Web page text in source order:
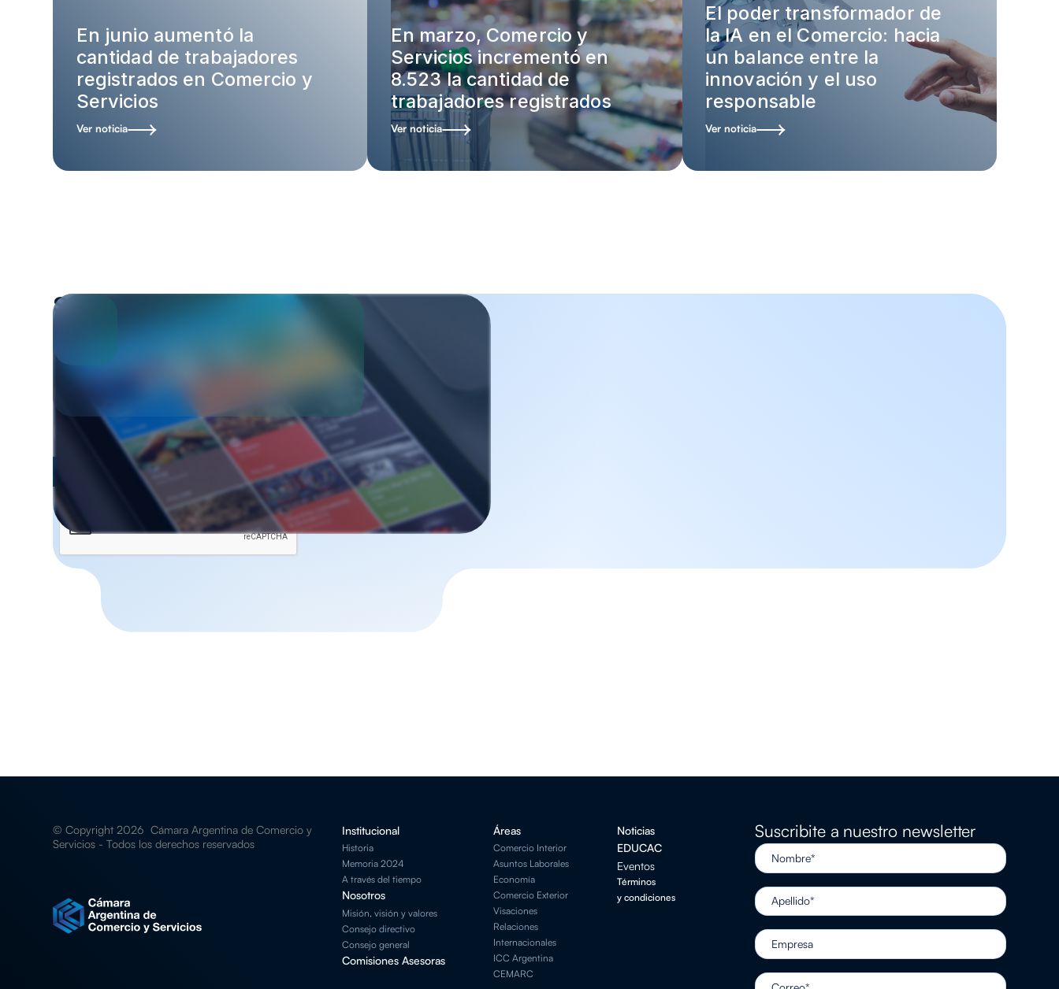
En junio aumentó la
cantidad de trabajadores
registrados en Comercio y
Servicios
Ver noticia
En marzo, Comercio y
Servicios incrementó en
8.523 la cantidad de
trabajadores registrados
Ver noticia
El poder transformador de
la IA en el Comercio: hacia
un balance entre la
innovación y el uso
responsable
Ver noticia
Suscribite
a nuestro
newsletter
Institucional
Historia
Memoria 2024
A través del tiempo
Nosotros
Misión, visión y valores
Consejo directivo
Consejo general
Comisiones Asesoras
Áreas
Comercio Interior
Asuntos Laborales
Economía
Comercio Exterior
Visaciones
Relaciones
Internacionales
ICC Argentina
CEMARC
Noticias
EDUCAC
Eventos
Términos
y condiciones
Suscribite a nuestro newsletter
© Copyright 2026 Cámara Argentina de Comercio y
Servicios - Todos los derechos reservados